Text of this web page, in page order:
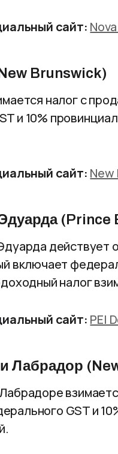
сайт:
Brunswick)
налог с
и 10%
сайт:
(Prince
действует
включает
налог
сайт: PEI
Лабрадор
GST и